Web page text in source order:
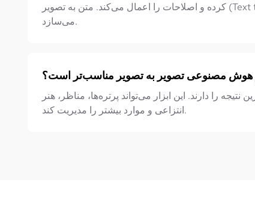
کرده و اصلاحات را اعمال می‌کند. متن به تصویر (Text to Image) از ابتدا و براساس توضیحات متنی تصویر
می‌سازد.
هوش مصنوعی تصویر به تصویر مناسب‌تر است؟
را دارند. این ابزار می‌تواند پرتره‌ها، مناظر، هنر
انتزاعی و موارد بیشتر را مدیریت کند.